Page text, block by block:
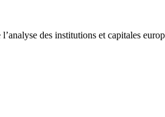
des institutions et capitales